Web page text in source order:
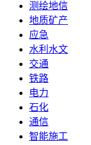
测绘地信
地质矿产
应急
水利水文
交通
铁路
电力
石化
通信
智能施工